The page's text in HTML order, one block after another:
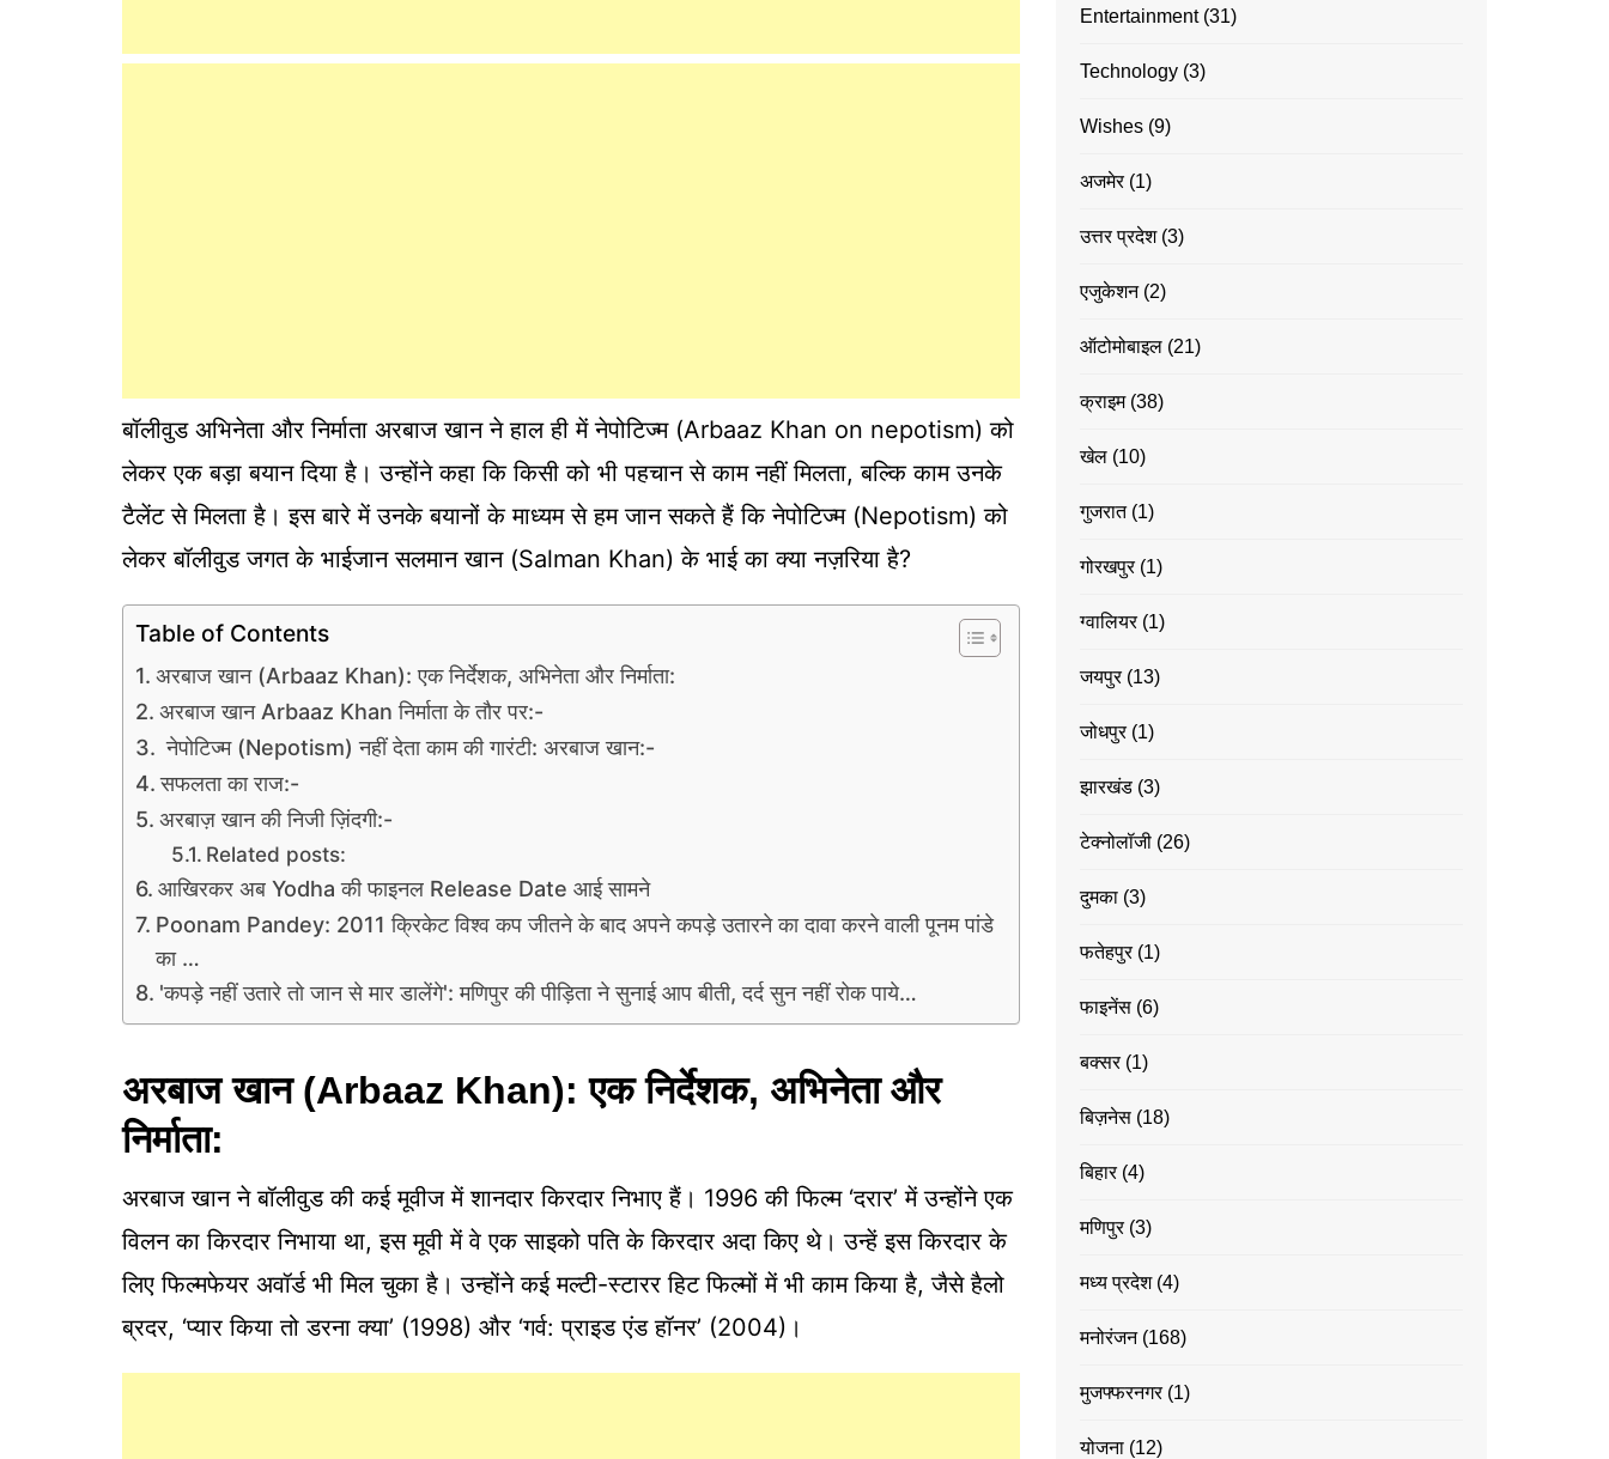
बॉलीवुड अभिनेता और निर्माता अरबाज खान ने हाल ही में नेपोटिज्म (Arbaaz Khan on nepotism) को
लेकर एक बड़ा बयान दिया है। उन्होंने कहा कि किसी को भी पहचान से काम नहीं मिलता, बल्कि काम उनके
टैलेंट से मिलता है। इस बारे में उनके बयानों के माध्यम से हम जान सकते हैं कि नेपोटिज्म (Nepotism) को
लेकर बॉलीवुड जगत के भाईजान सलमान खान (Salman Khan) के भाई का क्या नज़रिया है?
Table of Contents
अरबाज खान (Arbaaz Khan): एक निर्देशक, अभिनेता और निर्माता:
अरबाज खान Arbaaz Khan निर्माता के तौर पर:-
नेपोटिज्म (Nepotism) नहीं देता काम की गारंटी: अरबाज खान:-
सफलता का राज:-
अरबाज़ खान की निजी ज़िंदगी:-
Related posts:
आखिरकर अब Yodha की फाइनल Release Date आई सामने
Poonam Pandey: 2011 क्रिकेट विश्व कप जीतने के बाद अपने कपड़े उतारने का दावा करने वाली पूनम पांडे
का …
'कपड़े नहीं उतारे तो जान से मार डालेंगे': मणिपुर की पीड़िता ने सुनाई आप बीती, दर्द सुन नहीं रोक पाये…
अरबाज खान (Arbaaz Khan): एक निर्देशक, अभिनेता और
निर्माता:
अरबाज खान ने बॉलीवुड की कई मूवीज में शानदार किरदार निभाए हैं। 1996 की फिल्म ‘दरार’ में उन्होंने एक
विलन का किरदार निभाया था, इस मूवी में वे एक साइको पति के किरदार अदा किए थे। उन्हें इस किरदार के
लिए फिल्मफेयर अवॉर्ड भी मिल चुका है। उन्होंने कई मल्टी-स्टारर हिट फिल्मों में भी काम किया है, जैसे हैलो
ब्रदर, ‘प्यार किया तो डरना क्या’ (1998) और ‘गर्व: प्राइड एंड हॉनर’ (2004)।
Entertainment(31)
Technology (3)
Wishes (9)
अजमेर(1)
उत्तर प्रदेश(3)
एजुकेशन(2)
ऑटोमोबाइल (21)
क्राइम(38)
खेल (10)
गुजरात(1)
गोरखपुर(1)
ग्वालियर(1)
जयपुर(13)
जोधपुर(1)
झारखंड (3)
टेक्नोलॉजी (26)
दुमका (3)
फतेहपुर(1)
फाइनेंस (6)
बक्सर(1)
बिज़नेस (18)
बिहार(4)
मणिपुर(3)
मध्य प्रदेश(4)
मनोरंजन(168)
मुजफ्फरनगर(1)
योजना (12)